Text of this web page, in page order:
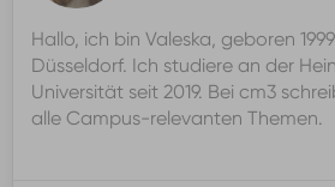
Ridzewski
Hallo, ich bin Valeska, geboren
Düsseldorf. Ich studiere an der
Universität seit 2019. Bei cm3
alle Campus-relevanten Themen.